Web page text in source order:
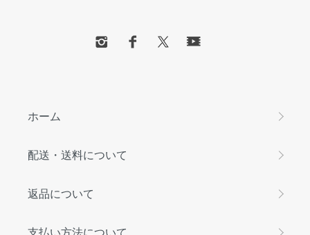
ホーム
配送・送料について
返品について
支払い方法について